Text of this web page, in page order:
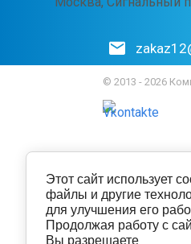
© 2013 - 2026
Этот сайт использует
файлы и другие
для улучшения его
Продолжая работу с
Вы разрешаете